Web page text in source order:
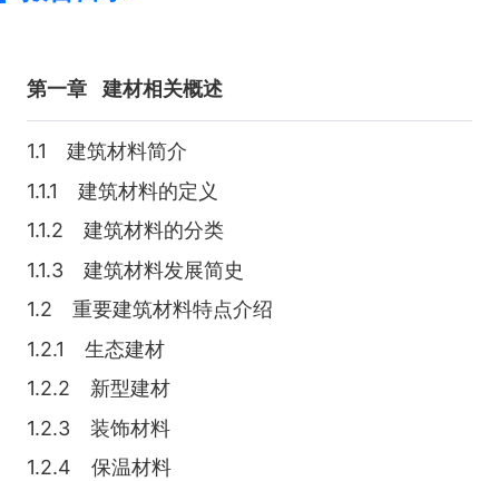
第一章 建材相关概述
1.1 建筑材料简介
1.1.1 建筑材料的定义
1.1.2 建筑材料的分类
1.1.3 建筑材料发展简史
1.2 重要建筑材料特点介绍
1.2.1 生态建材
1.2.2 新型建材
1.2.3 装饰材料
1.2.4 保温材料